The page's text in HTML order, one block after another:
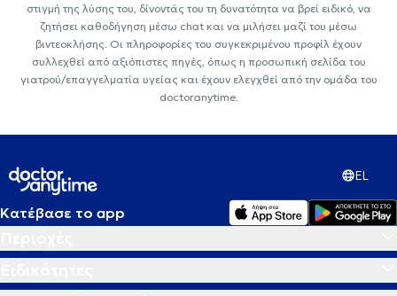
στιγμή της λύσης του, δίνοντάς του τη δυνατότητα να βρεί ειδικό, να
ζητήσει καθοδήγηση μέσω chat και να μιλήσει μαζί του μέσω
βιντεοκλήσης. Οι πληροφορίες του συγκεκριμένου προφίλ έχουν
συλλεχθεί από αξιόπιστες πηγές, όπως η προσωπική σελίδα του
γιατρού/επαγγελματία υγείας και έχουν ελεγχθεί από την ομάδα του
doctoranytime.
EL
Κατέβασε το app